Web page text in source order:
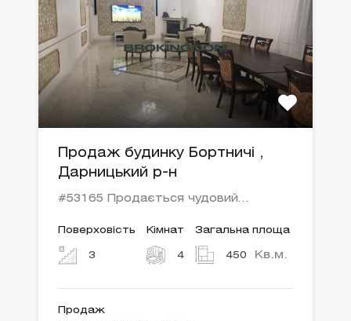
Продаж будинку Бортничі ,
Дарницький р-н
#53165 Продається чудовий…
Поверховість
3
Кімнат
4
Загальна площа
450 Кв.м.
Продаж